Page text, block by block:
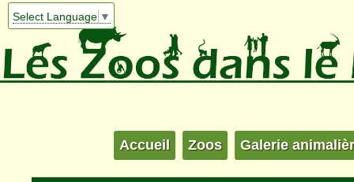
Select Language ▼
Accueil Zoos Galerie